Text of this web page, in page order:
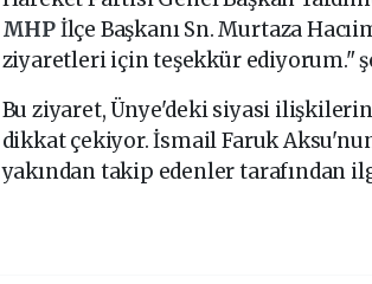
MHPİlçe Başkanı Sn. Murtaza
ziyaretleri için teşekkür ediyorum."
Bu ziyaret, Ünye'deki siyasi
dikkat çekiyor. İsmail Faruk
yakından takip edenler tarafından